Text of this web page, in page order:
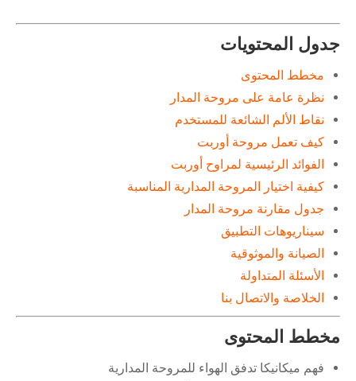
جدول المحتويات
مخطط المحتوى
نظرة عامة على مروحة المدار
نقاط الألم الشائعة للمستخدم
كيف تعمل مروحة أوربت
الفوائد الرئيسية لمراوح أوربت
كيفية اختيار المروحة المدارية المناسبة
جدول مقارنة مروحة المدار
سيناريوهات التطبيق
الصيانة والموثوقية
الأسئلة المتداولة
الخلاصة والاتصال بنا
مخطط المحتوى
فهم ميكانيكا تدفق الهواء للمروحة المدارية